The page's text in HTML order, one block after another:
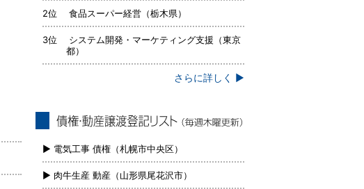
2位 食品スーパー経営（栃木県）
3位 システム開発・マーケティング支援（東京
都）
さらに詳しく ▶
新）
▶ 電気工事 債権（札幌市中央区）
▶ 肉牛生産 動産（山形県尾花沢市）